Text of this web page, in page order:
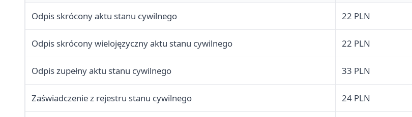
Odpis skrócony aktu stanu cywilnego 22 PLN
Odpis skrócony wielojęzyczny aktu stanu cywilnego 22 PLN
Odpis zupełny aktu stanu cywilnego 33 PLN
Zaświadczenie z rejestru stanu cywilnego 24 PLN